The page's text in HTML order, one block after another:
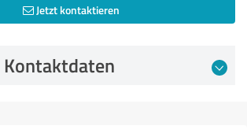
Jetzt kontaktieren
Kontaktdaten